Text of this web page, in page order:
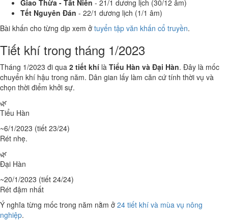
Giao Thừa - Tất Niên - 21/1 dương lịch (30/12 âm)
Tết Nguyên Đán - 22/1 dương lịch (1/1 âm)
Bài khấn cho từng dịp xem ở tuyển tập văn khấn cổ truyền.
Tiết khí trong tháng 1/2023
Tháng 1/2023 đi qua 2 tiết khí là Tiểu Hàn và Đại Hàn. Đây là mốc
chuyển khí hậu trong năm. Dân gian lấy làm căn cứ tính thời vụ và
chọn thời điểm khởi sự.
🌿
Tiểu Hàn
~6/1/2023 (tiết 23/24)
Rét nhẹ.
🌿
Đại Hàn
~20/1/2023 (tiết 24/24)
Rét đậm nhất
Ý nghĩa từng mốc trong năm nằm ở 24 tiết khí và mùa vụ nông
nghiệp.